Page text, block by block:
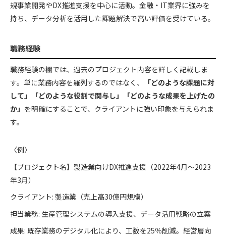
規事業開発やDX推進支援を中心に活動。金融・IT業界に強みを
持ち、データ分析を活用した課題解決で高い評価を受けている。
職務経験
職務経験の欄では、過去のプロジェクト内容を詳しく記載しま
す。単に業務内容を羅列するのではなく、
「どのような課題に対
して」「どのような役割で関与し」「どのような成果を上げたの
か」 を明確にすることで、クライアントに強い印象を与えられま
す。
〈例〉
【プロジェクト名】製造業向けDX推進支援（2022年4月～2023
年3月）
クライアント: 製造業（売上高30億円規模）
担当業務: 生産管理システムの導入支援、データ活用戦略の立案
成果: 既存業務のデジタル化により、工数を25％削減。経営層向